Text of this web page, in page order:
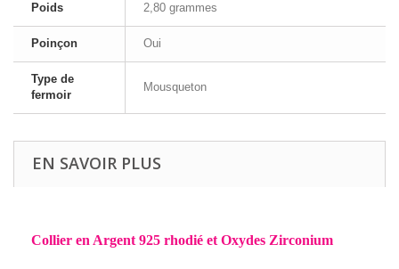
Poids 2,80 grammes
Poinçon Oui
Type de
fermoir
Mousqueton
EN SAVOIR PLUS
Collier en Argent 925 rhodié et Oxydes Zirconium